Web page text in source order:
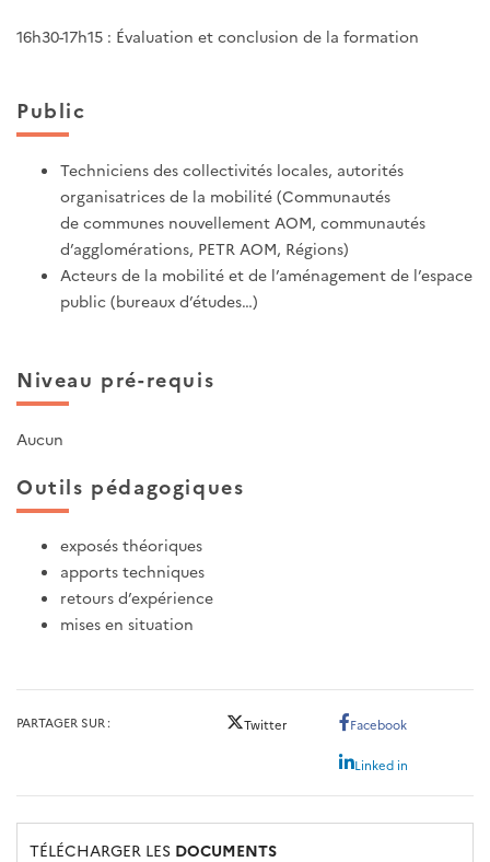
16h30-17h15 : Évaluation et conclusion de la formation
Public
Techniciens des collectivités locales, autorités
organisatrices de la mobilité (Communautés
de communes nouvellement AOM, communautés
d’agglomérations, PETR AOM, Régions)
Acteurs de la mobilité et de l’aménagement de l’espace
public (bureaux d’études…)
Niveau pré-requis
Aucun
Outils pédagogiques
exposés théoriques
apports techniques
retours d’expérience
mises en situation
PARTAGER SUR Twitter Facebook
Linked in
TÉLÉCHARGER LES DOCUMENTS